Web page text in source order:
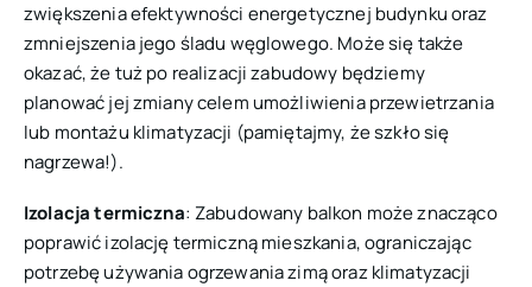
zwiększenia efektywności energetycznej budynku oraz
zmniejszenia jego śladu węglowego. Może się także
okazać, że tuż po realizacji zabudowy będziemy
planować jej zmiany celem umożliwienia przewietrzania
lub montażu klimatyzacji (pamiętajmy, że szkło się
nagrzewa!).
Izolacja termiczna: Zabudowany balkon może znacząco
poprawić izolację termiczną mieszkania, ograniczając
potrzebę używania ogrzewania zimą oraz klimatyzacji